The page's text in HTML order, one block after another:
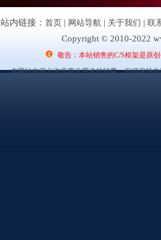
站内链接： 首页 | 网站导航 | 关于我们 | 联
Copyright © 2010-2022
敬告：本站销售的C/S框架是原
本网站内容允许非商业用途的转载，但须保持